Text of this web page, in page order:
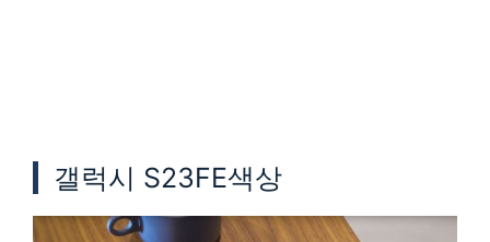
갤럭시 S23FE색상